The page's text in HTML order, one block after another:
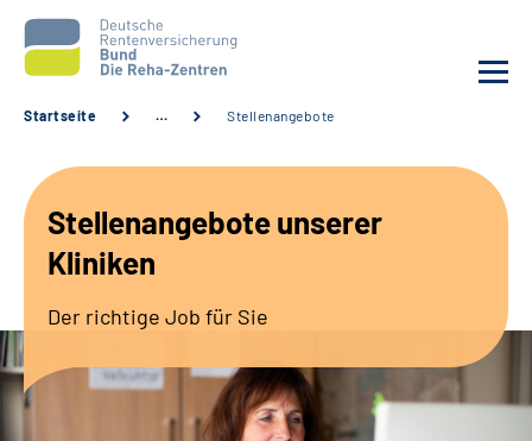
Unsere Kliniken
Sozialdienste & Zuweisende
Startseite … Stellenangebote
Stellenangebote unserer
Kliniken
Der richtige Job für Sie